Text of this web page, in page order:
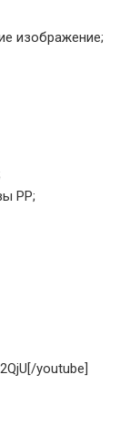
изображение;
РР;
youtube]